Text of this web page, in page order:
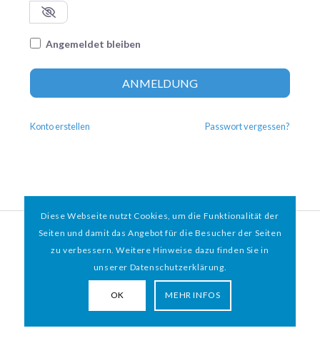
Angemeldet bleiben
ANMELDUNG
Konto erstellen Passwort vergessen?
© 2026 HAMBURGER*MIT HERZ e.V. | WEBDESIGN BY WEBIGAMI
Diese Webseite nutzt Cookies, um die Funktionalität der
Seiten und damit das Angebot für die Besucher der Seiten
zu verbessern. Weitere Hinweise dazu finden Sie in
unserer Datenschutzerklärung.
OK MEHR INFOS